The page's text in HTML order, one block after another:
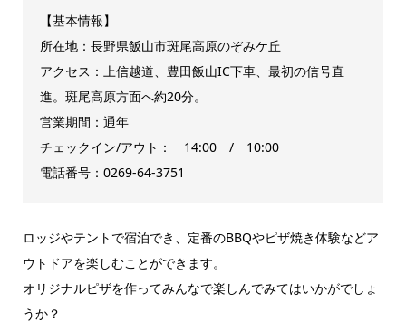
【基本情報】
所在地：長野県飯山市斑尾高原のぞみケ丘
アクセス：上信越道、豊田飯山IC下車、最初の信号直
進。斑尾高原方面へ約20分。
営業期間：通年
チェックイン/アウト： 14:00 / 10:00
電話番号：0269-64-3751
ロッジやテントで宿泊でき、定番のBBQやピザ焼き体験などア
ウトドアを楽しむことができます。
オリジナルピザを作ってみんなで楽しんでみてはいかがでしょ
うか？